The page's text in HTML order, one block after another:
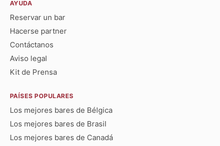
AYUDA
Reservar un bar
Hacerse partner
Contáctanos
Aviso legal
Kit de Prensa
PAÍSES POPULARES
Los mejores bares de Bélgica
Los mejores bares de Brasil
Los mejores bares de Canadá